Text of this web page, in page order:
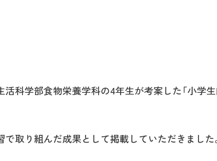
科学部食物栄養学科の4年生が考案した「小学
取り組んだ成果として掲載していただきました